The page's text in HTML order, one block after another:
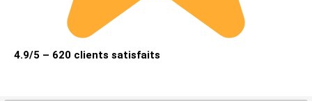
4.9/5 – 620 clients satisfaits